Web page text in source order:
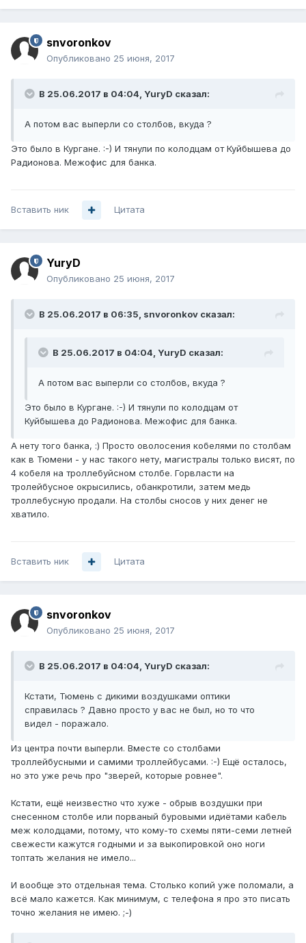
snvoronkov
Опубликовано 25 июня, 2017
В 25.06.2017 в 04:04, YuryD сказал:
А потом вас выперли со столбов, вкуда ?
Это было в Кургане. :-) И тянули по колодцам от Куйбышева до
Радионова. Межофис для банка.
Вставить ник Цитата
YuryD
Опубликовано 25 июня, 2017
В 25.06.2017 в 06:35, snvoronkov сказал:
В 25.06.2017 в 04:04, YuryD сказал:
А потом вас выперли со столбов, вкуда ?
Это было в Кургане. :-) И тянули по колодцам от
Куйбышева до Радионова. Межофис для банка.
А нету того банка, :) Просто оволосения кобелями по столбам
как в Тюмени - у нас такого нету, магистралы только висят, по
4 кобеля на троллебуйсном столбе. Горвласти на
тролейбусное окрысились, обанкротили, затем медь
троллебусную продали. На столбы сносов у них денег не
хватило.
Вставить ник Цитата
snvoronkov
Опубликовано 25 июня, 2017
В 25.06.2017 в 04:04, YuryD сказал:
Кстати, Тюмень с дикими воздушками оптики
справилась ? Давно просто у вас не был, но то что
видел - поражало.
Из центра почти выперли. Вместе со столбами
троллейбусными и самими троллейбусами. :-) Ещё осталось,
но это уже речь про "зверей, которые ровнее".
Кстати, ещё неизвестно что хуже - обрыв воздушки при
снесенном столбе или порваный буровыми идиётами кабель
меж колодцами, потому, что кому-то схемы пяти-семи летней
свежести кажутся годными и за выкопировкой оно ноги
топтать желания не имело...
И вообще это отдельная тема. Столько копий уже поломали, а
всё мало кажется. Как минимум, с телефона я про это писать
точно желания не имею. ;-)